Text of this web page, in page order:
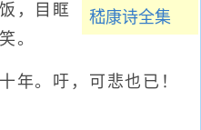
嵇康诗全集
，目眶
。
。吁，可悲也已！